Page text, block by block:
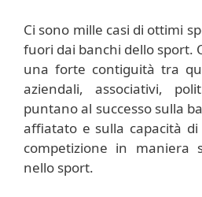
Ci sono mille casi di ottimi
fuori dai banchi dello sport.
una forte contiguità tra
aziendali, associativi,
puntano al successo sulla
affiatato e sulla capacità
competizione in maniera
nello sport.